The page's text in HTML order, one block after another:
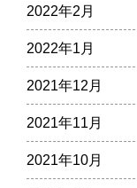
2022年2月
2022年1月
2021年12月
2021年11月
2021年10月